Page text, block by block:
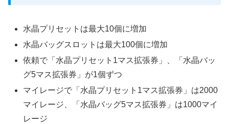
水晶プリセットは最大10個に増加
水晶バッグスロットは最大100個に増加
依頼で「水晶プリセット1マス拡張券」、「水晶バッ
グ5マス拡張券」が1個ずつ
マイレージで「水晶プリセット1マス拡張券」は2000
マイレージ、「水晶バッグ5マス拡張券」は1000マイ
レージ